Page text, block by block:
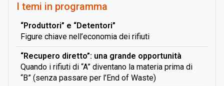
I temi in programma
“Produttori” e “Detentori”
Figure chiave nell’economia dei rifiuti
“Recupero diretto”: una grande opportunità
Quando i rifiuti di “A” diventano la materia prima di
“B” (senza passare per l’End of Waste)